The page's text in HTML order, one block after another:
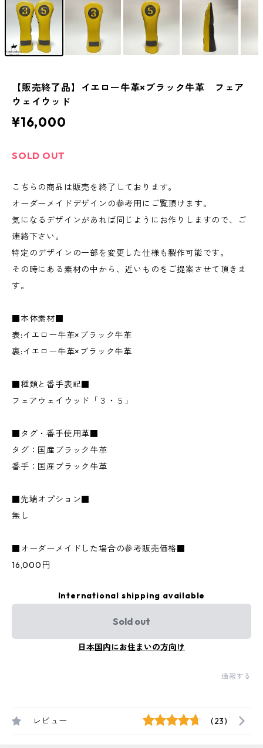
【販売終了品】イエロー牛革×ブラック牛革 フェア
ウェイウッド
¥16,000
SOLD OUT
こちらの商品は販売を終了しております。
オーダーメイドデザインの参考用にご覧頂けます。
気になるデザインがあれば同じようにお作りしますので、ご
連絡下さい。
特定のデザインの一部を変更した仕様も製作可能です。
その時にある素材の中から、近いものをご提案させて頂きま
す。
■本体素材■
表:イエロー牛革×ブラック牛革
裏:イエロー牛革×ブラック牛革
■種類と番手表記■
フェアウェイウッド「３・５」
■タグ・番手使用革■
タグ：国産ブラック牛革
番手：国産ブラック牛革
■先端オプション■
無し
■オーダーメイドした場合の参考販売価格■
16,000円
International shipping available
Sold out
日本国内にお住まいの方向け
通報する
レビュー (23)